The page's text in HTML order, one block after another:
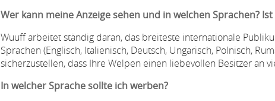
Wer kann meine Anzeige sehen und in welchen Sprachen?
Wuuff arbeitet ständig daran, das breiteste internationale
Sprachen (Englisch, Italienisch, Deutsch, Ungarisch, Polnisch,
sicherzustellen, dass Ihre Welpen einen liebevollen Besitzer an
In welcher Sprache sollte ich werben?